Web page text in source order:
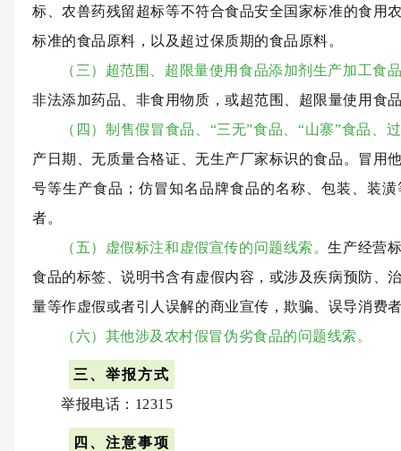
标、农兽药残留超标等不符合食品安全国家标准的食用
标准的食品原料，以及超过保质期的食品原料。
（三）超范围、超限量使用食品添加剂生产加工食
非法添加药品、非食用物质，或超范围、超限量使用食
（四）制售假冒食品、“三无”食品、“山寨”食品、
产日期、无质量合格证、无生产厂家标识的食品。冒用
号等生产食品；仿冒知名品牌食品的名称、包装、装
者。
（五）虚假标注和虚假宣传的问题线索。生产经营
食品的标签、说明书含有虚假内容，或涉及疾病预防、
量等作虚假或者引人误解的商业宣传，欺骗、误导消费
（六）其他涉及农村假冒伪劣食品的问题线索。
三、举报方式
举报电话：12315
四、注意事项